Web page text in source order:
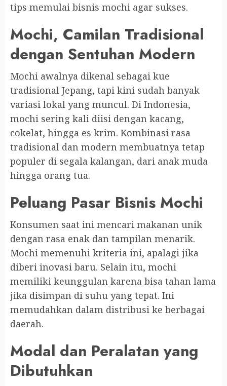
tips memulai bisnis mochi agar sukses.
Mochi, Camilan Tradisional
dengan Sentuhan Modern
Mochi awalnya dikenal sebagai kue
tradisional Jepang, tapi kini sudah banyak
variasi lokal yang muncul. Di Indonesia,
mochi sering kali diisi dengan kacang,
cokelat, hingga es krim. Kombinasi rasa
tradisional dan modern membuatnya tetap
populer di segala kalangan, dari anak muda
hingga orang tua.
Peluang Pasar Bisnis Mochi
Konsumen saat ini mencari makanan unik
dengan rasa enak dan tampilan menarik.
Mochi memenuhi kriteria ini, apalagi jika
diberi inovasi baru. Selain itu, mochi
memiliki keunggulan karena bisa tahan lama
jika disimpan di suhu yang tepat. Ini
memudahkan dalam distribusi ke berbagai
daerah.
Modal dan Peralatan yang
Dibutuhkan